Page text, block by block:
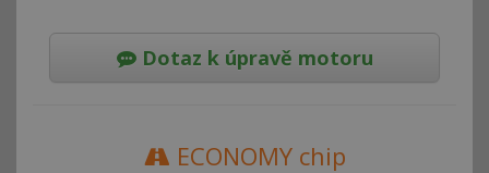
Dotaz k úpravě motoru
ECONOMY chip